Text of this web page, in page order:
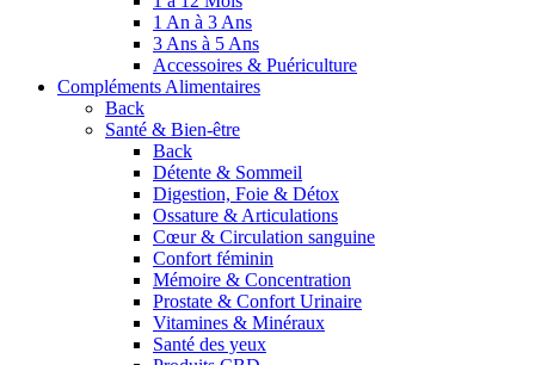
1 An à 3 Ans
3 Ans à 5 Ans
Accessoires & Puériculture
Compléments Alimentaires
Back
Santé & Bien-être
Back
Détente & Sommeil
Digestion, Foie & Détox
Ossature & Articulations
Cœur & Circulation sanguine
Confort féminin
Mémoire & Concentration
Prostate & Confort Urinaire
Vitamines & Minéraux
Santé des yeux